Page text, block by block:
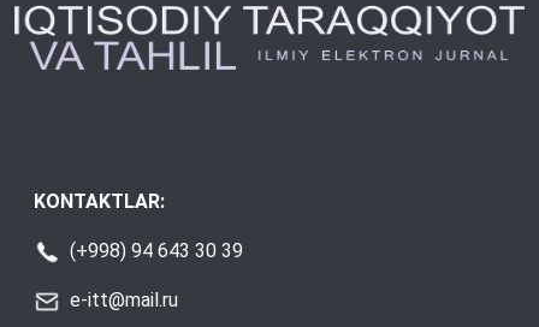
KONTAKTLAR:
(+998) 94 643 30 39
e-itt@mail.ru